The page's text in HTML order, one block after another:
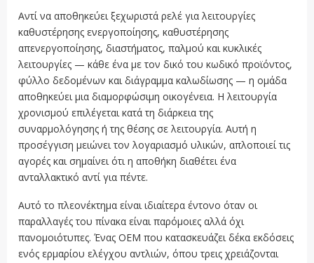
Αντί να αποθηκεύει ξεχωριστά ρελέ για λειτουργίες
καθυστέρησης ενεργοποίησης, καθυστέρησης
απενεργοποίησης, διαστήματος, παλμού και κυκλικές
λειτουργίες — κάθε ένα με τον δικό του κωδικό προϊόντος,
φύλλο δεδομένων και διάγραμμα καλωδίωσης — η ομάδα
αποθηκεύει μια διαμορφώσιμη οικογένεια. Η λειτουργία
χρονισμού επιλέγεται κατά τη διάρκεια της
συναρμολόγησης ή της θέσης σε λειτουργία. Αυτή η
προσέγγιση μειώνει τον λογαριασμό υλικών, απλοποιεί τις
αγορές και σημαίνει ότι η αποθήκη διαθέτει ένα
ανταλλακτικό αντί για πέντε.
Αυτό το πλεονέκτημα είναι ιδιαίτερα έντονο όταν οι
παραλλαγές του πίνακα είναι παρόμοιες αλλά όχι
πανομοιότυπες. Ένας OEM που κατασκευάζει δέκα εκδόσεις
ενός ερμαρίου ελέγχου αντλιών, όπου τρεις χρειάζονται